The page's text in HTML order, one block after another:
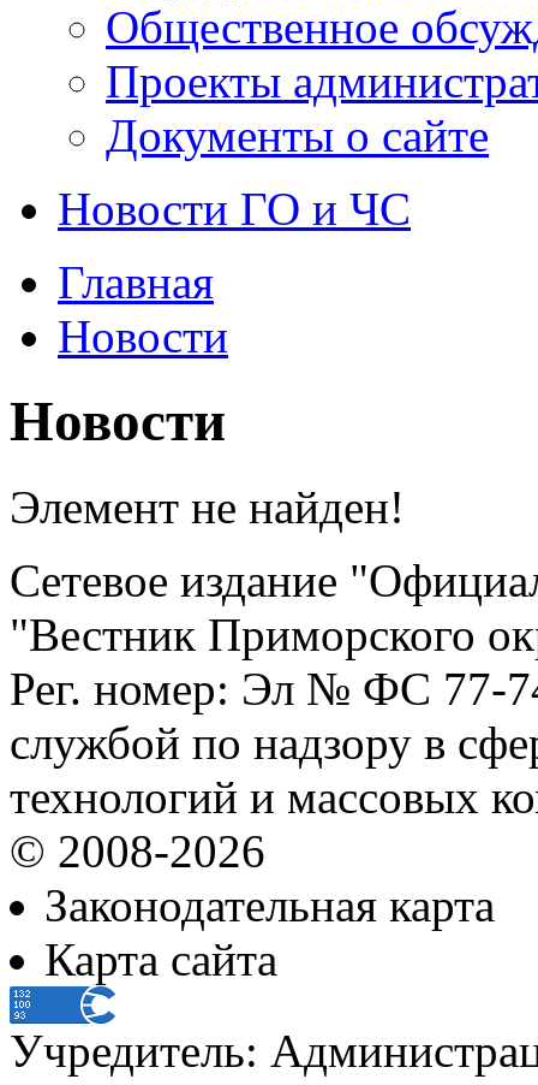
Общественное
Проекты
Документы о сайте
Новости ГО и ЧС
Главная
Новости
Новости
Элемент не найден!
Сетевое издание
"Вестник Приморского
Рег. номер: Эл № ФС 77-
службой по надзору в
технологий и массовых
© 2008-2026
Законодательная карта
Карта сайта
Учредитель: